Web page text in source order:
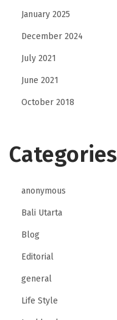
January 2025
December 2024
July 2021
June 2021
October 2018
Categories
anonymous
Bali Utarta
Blog
Editorial
general
Life Style